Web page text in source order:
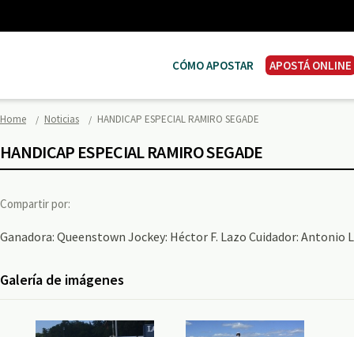
CÓMO APOSTAR APOSTÁ ONLINE
Home Noticias HANDICAP ESPECIAL RAMIRO SEGADE
HANDICAP ESPECIAL RAMIRO SEGADE
Compartir por:
Ganadora: Queenstown Jockey: Héctor F. Lazo Cuidador: Antonio
Galería de imágenes